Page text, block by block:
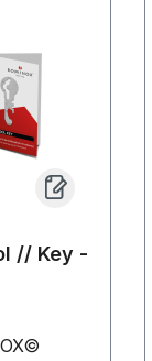
// Key -